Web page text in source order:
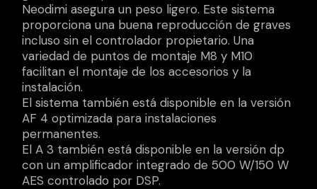
Neodimi asegura un peso ligero. Este sistema
proporciona una buena reproducción de graves
incluso sin el controlador propietario. Una
variedad de puntos de montaje M8 ​​y M10
facilitan el montaje de los accesorios y la
instalación.
El sistema también está disponible en la versión
AF 4 optimizada para instalaciones
permanentes.
El A 3 también está disponible en la versión dp
con un amplificador integrado de 500 W/150 W
AES controlado por DSP.